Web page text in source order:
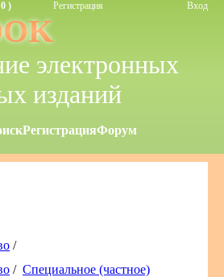
) Регистрация Вход
электронных
изданий
РегистрацияФорум
/
/ Специальное (частное)